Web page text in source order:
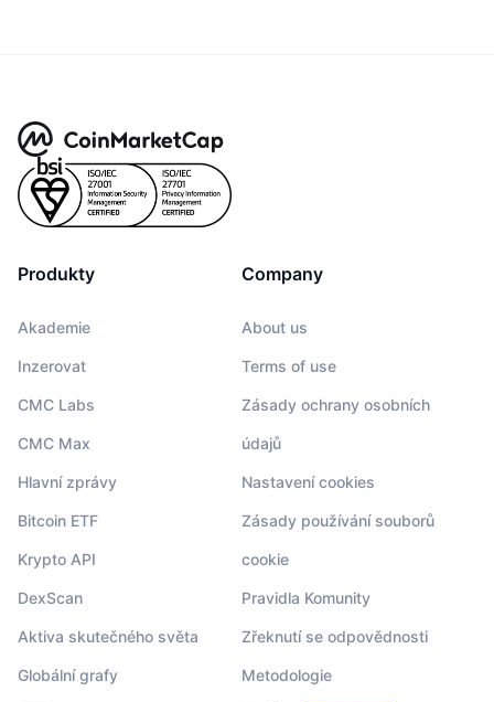
Produkty
Akademie
Inzerovat
CMC Labs
CMC Max
Hlavní zprávy
Bitcoin ETF
Krypto API
DexScan
Aktiva skutečného světa
Globální grafy
Company
About us
Terms of use
Zásady ochrany osobních
údajů
Nastavení cookies
Zásady používání souborů
cookie
Pravidla Komunity
Zřeknutí se odpovědnosti
Metodologie